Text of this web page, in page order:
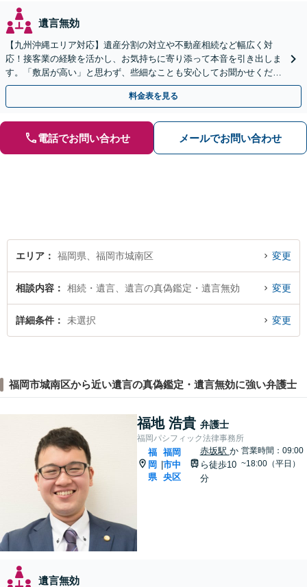
遺言無効
【九州沖縄エリア対応】遺産分割の対立や不動産相続など幅広く対
応！接客業の経験を活かし、お気持ちに寄り添って本音を引き出しま
す。「敷居が高い」と思わず、些細なことも安心してお聞かせくださ
い【初回相談無料】【夜間・休日相談可】
料金表を見る
電話でお問い合わせ メールでお問い合わせ
エリア 福岡県、福岡市城南区 変更
相談内容 相続・遺言、遺言の真偽鑑定・遺言無効 変更
詳細条件 未選択 変更
福岡市城南区から近い遺言の真偽鑑定・遺言無効に強い弁護士
福地 浩貴 弁護士
福岡パシフィック法律事務所
福
岡
県
福岡
市中
央区
赤坂駅 か
ら徒歩10
分
営業時間：09:00
~18:00（平日）
遺言無効